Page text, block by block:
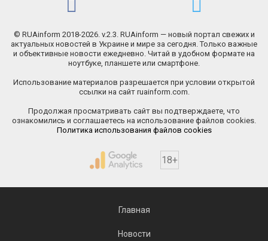
© RUAinform 2018-2026. v.2.3. RUAinform — новый портал свежих и
актуальных новостей в Украине и мире за сегодня. Только важные
и объективные новости ежедневно. Читай в удобном формате на
ноутбуке, планшете или смартфоне.
Использование материалов разрешается при условии открытой
ссылки на сайт ruainform.com.
Продолжая просматривать сайт вы подтверждаете, что
ознакомились и соглашаетесь на использование файлов cookies.
Политика использования файлов cookies
18+
Главная
Новости